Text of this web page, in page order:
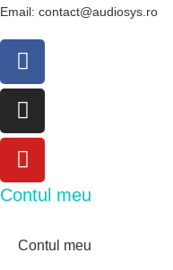
Email: contact@audiosys.ro
Contul meu
Contul meu